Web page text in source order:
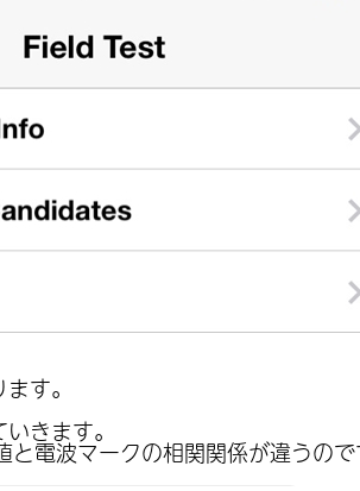
す。
きます。
電波マークの相関関係が違うの